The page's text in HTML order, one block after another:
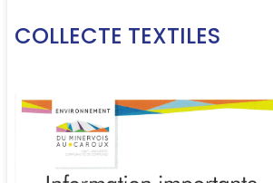
COLLECTE TEXTILES